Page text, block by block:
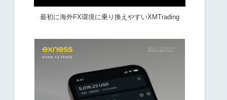
最初に海外FX環境に乗り換えやすいXMTrading